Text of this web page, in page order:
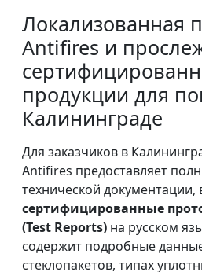
Локализованная
Antifires и
продукции для
Калининграде
Для заказчиков в
Antifires предоставляет
технической документации,
сертифицированные
(Test Reports) на русском
содержит подробные
стеклопакетов, типах